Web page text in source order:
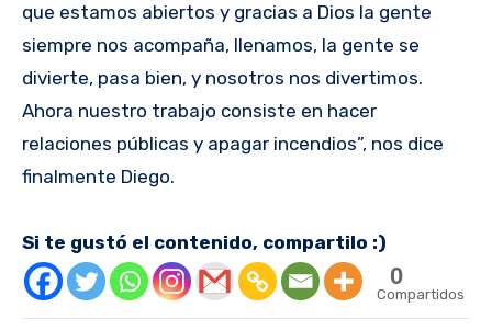
que estamos abiertos y gracias a Dios la gente
siempre nos acompaña, llenamos, la gente se
divierte, pasa bien, y nosotros nos divertimos.
Ahora nuestro trabajo consiste en hacer
relaciones públicas y apagar incendios”, nos dice
finalmente Diego.
Si te gustó el contenido, compartilo :)
0
Compartidos